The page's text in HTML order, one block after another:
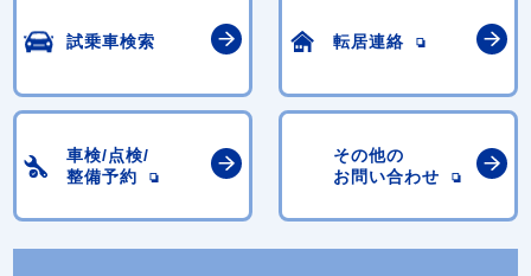
試乗車検索 転居連絡
車検/点検/
整備予約
その他の
お問い合わせ